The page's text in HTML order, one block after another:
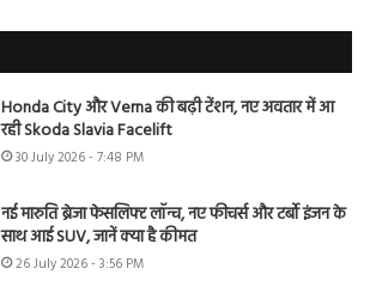
Honda City और Verna की बढ़ी टेंशन, नए अवतार में आ
रही Skoda Slavia Facelift
30 July 2026 - 7:48 PM
नई मारुति ब्रेजा फेसलिफ्ट लॉन्च, नए फीचर्स और टर्बो इंजन के
साथ आई SUV, जानें क्या है कीमत
26 July 2026 - 3:56 PM